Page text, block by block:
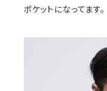
ポケットになってます。